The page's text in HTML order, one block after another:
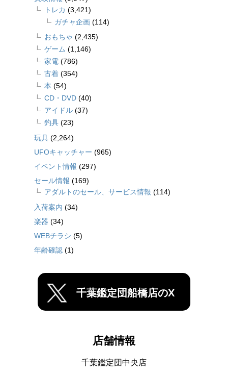
トレカ (3,421)
ガチャ企画 (114)
おもちゃ (2,435)
ゲーム (1,146)
家電 (786)
古着 (354)
本 (54)
CD・DVD (40)
アイドル (37)
釣具 (23)
玩具 (2,264)
UFOキャッチャー (965)
イベント情報 (297)
セール情報 (169)
アダルトのセール、サービス情報 (114)
入荷案内 (34)
楽器 (34)
WEBチラシ (5)
年齢確認 (1)
千葉鑑定団船橋店のX
店舗情報
千葉鑑定団中央店